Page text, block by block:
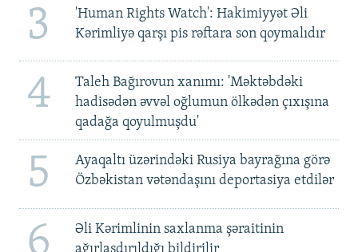
3
'Human Rights Watch': Hakimiyyət Əli
Kərimliyə qarşı pis rəftara son qoymalıdır
4
Taleh Bağırovun xanımı: 'Məktəbdəki
hadisədən əvvəl oğlumun ölkədən çıxışına
qadağa qoyulmuşdu'
5
Ayaqaltı üzərindəki Rusiya bayrağına görə
Özbəkistan vətəndaşını deportasiya etdilər
6
Əli Kərimlinin saxlanma şəraitinin